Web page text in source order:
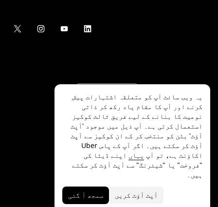
©
2026
.Uber Technologies Inc
شرائط
یہ ویب سائٹ آپ کو متعلقہ اشتہارات پیش
کرنے اور آپ کا مقام یاد رکھ کر ذاتی
نوعیت کا بنانے کے لیے فریق ثالث کوکیز
استعمال کرتی ہے۔ آپ ذیل میں موجود 'آپٹ
آؤٹ' بٹن کو منتخب کر کے ان کوکیز سے آپٹ
آؤٹ کر سکتے ہیں۔ اگر آپ کے پاس Uber
اکاؤنٹ ہے، تو آپ یہاں اپنے ڈیٹا کی
"فروخت" یا "شیئرنگ" سے آپٹ آؤٹ کر سکتے
ہیں۔
آپٹ آؤٹ کریں سمجھ آ گئی